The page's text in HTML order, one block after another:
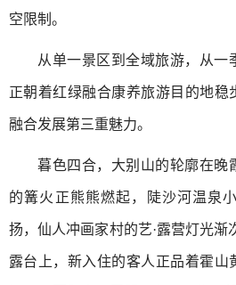
空限制。
从单一景区到全域旅游，从一
正朝着红绿融合康养旅游目的地稳
融合发展第三重魅力。
暮色四合，大别山的轮廓在晚
的篝火正熊熊燃起，陡沙河温泉
扬，仙人冲画家村的艺·露营灯光渐
露台上，新入住的客人正品着霍山